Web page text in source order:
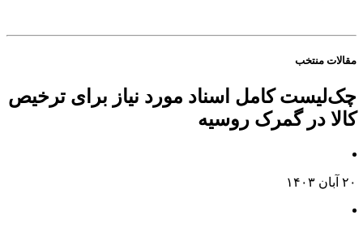
مقالات منتخب
چک‌لیست کامل اسناد مورد نیاز برای ترخیص
کالا در گمرک روسیه
۲۰ آبان ۱۴۰۳